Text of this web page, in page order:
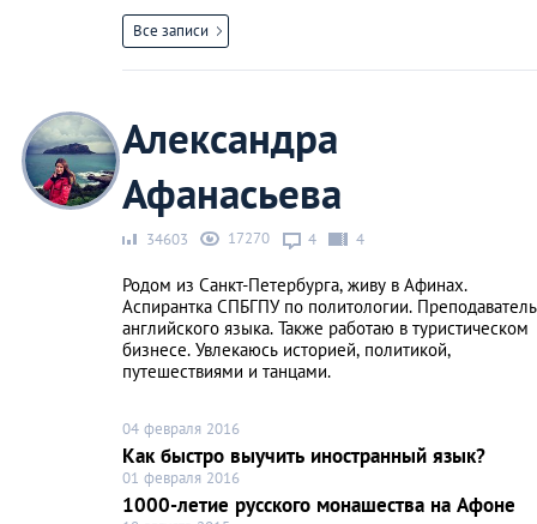
Все записи
Александра
Афанасьева
34603 17270 4 4
Родом из Санкт-Петербурга, живу в Афинах.
Аспирантка СПБГПУ по политологии. Преподаватель
английского языка. Также работаю в туристическом
бизнесе. Увлекаюсь историей, политикой,
путешествиями и танцами.
04 февраля 2016
Как быстро выучить иностранный язык?
01 февраля 2016
1000-летие русского монашества на Афоне